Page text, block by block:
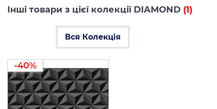
Інші товари з цієї колекції DIAMOND (1)
Вся Колекція
-40%